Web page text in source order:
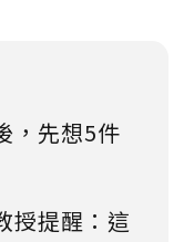
，先想5件
授提醒：這